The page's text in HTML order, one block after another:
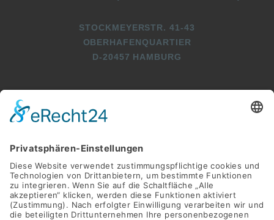
STOCKMEYERSTR. 41-43
OBERHAFENQUARTIER
D-20457 HAMBURG
+49 (0)40 2716369 9
INFO@SWAY-BOOKS.DE
      